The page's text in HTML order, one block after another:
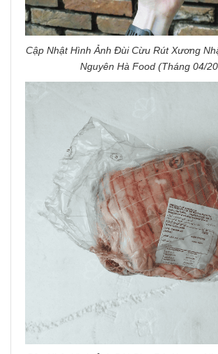
Cập Nhật Hình Ảnh Đùi Cừu Rút Xương
Nguyên Hà Food (Tháng 04/